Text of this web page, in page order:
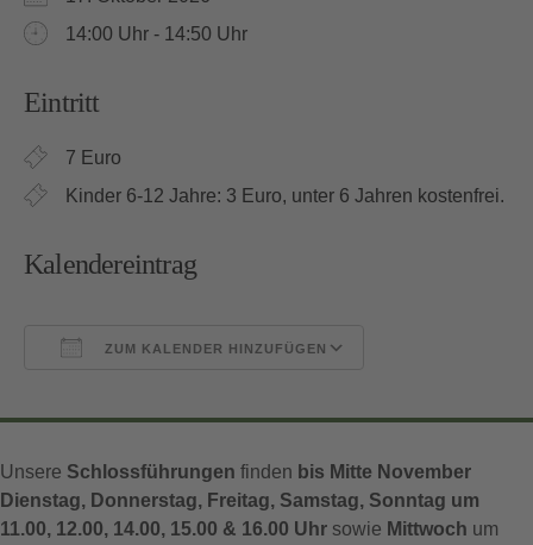
14:00 Uhr - 14:50 Uhr
Eintritt
7 Euro
Kinder 6-12 Jahre: 3 Euro, unter 6 Jahren kostenfrei.
Kalendereintrag
ZUM KALENDER HINZUFÜGEN
Unsere Schlossführungen finden bis Mitte November
Dienstag, Donnerstag, Freitag, Samstag, Sonntag um
11.00, 12.00, 14.00, 15.00 & 16.00 Uhr sowie Mittwoch um